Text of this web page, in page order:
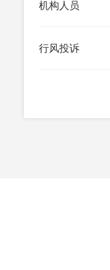
机构人员
行风投诉